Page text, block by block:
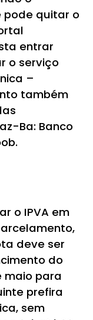
pode quitar o
entrar
o serviço
–
também
Ba: Banco
o IPVA em
deve ser
do
maio para
prefira
sem